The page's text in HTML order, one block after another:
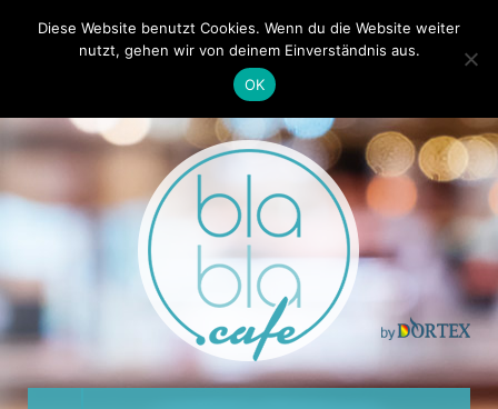
Kontakt Autoren
youtubefacebook
instagram
twitterpinterest
Diese Website benutzt Cookies. Wenn du die Website weiter
nutzt, gehen wir von deinem Einverständnis aus.
OK